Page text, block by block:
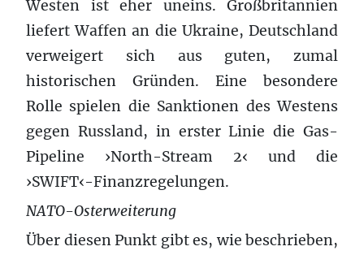
Westen ist eher uneins. Großbritannien
liefert Waffen an die Ukraine, Deutschland
verweigert sich aus guten, zumal
historischen Gründen. Eine besondere
Rolle spielen die Sanktionen des Westens
gegen Russland, in erster Linie die Gas-
Pipeline ›North-Stream 2‹ und die
›SWIFT‹-Finanzregelungen.
NATO-Osterweiterung
Über diesen Punkt gibt es, wie beschrieben,